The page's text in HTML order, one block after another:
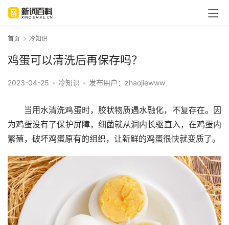
首页 冷知识
鸡蛋可以清洗后再保存吗？
2023-04-25 • 冷知识 • 发布用户：zhaojiewww
当用水清洗鸡蛋时，胶状物质遇水融化，不复存在。因
为鸡蛋没有了保护屏障，细菌就从洞内长驱直入，在鸡蛋内
繁殖，破坏鸡蛋原有的组织，让新鲜的鸡蛋很快就变质了。